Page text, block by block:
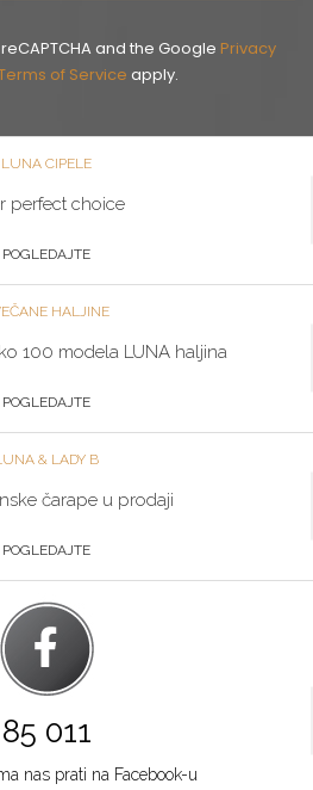
and the Google Privacy
of Service apply.
LUNA CIPELE
perfect choice
POGLEDAJTE
HALJINE
100 modela LUNA haljina
POGLEDAJTE
& LADY B
čarape u prodaji
POGLEDAJTE
85 011
nas prati na Facebook-u